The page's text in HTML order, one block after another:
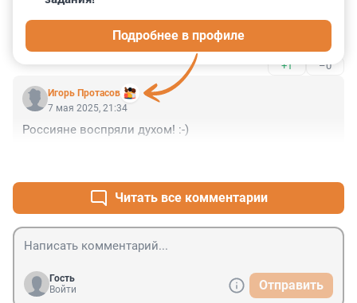
Мадура и Нашдурак, сладкая парочка.
+1 –0
Игорь Протасов
Подробнее в профиле
7 мая 2025, 21:34
Россияне воспряли духом! :-)
Читать все комментарии
Гость
Войти
Отправить